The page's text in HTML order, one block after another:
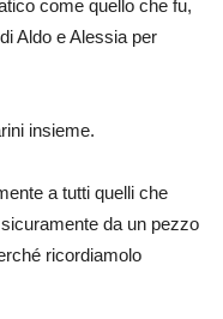
come quello che fu,
Aldo e Alessia per
insieme.
a tutti quelli che
da un pezzo
ricordiamolo